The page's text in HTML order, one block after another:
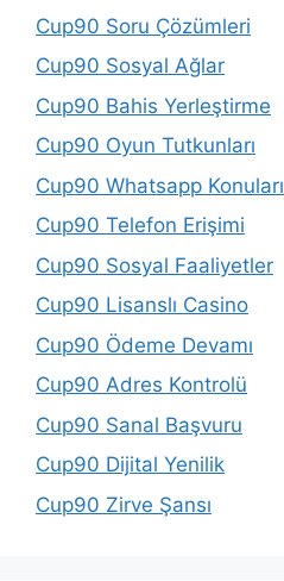
Cup90 Soru Çözümleri
Cup90 Sosyal Ağlar
Cup90 Bahis Yerleştirme
Cup90 Oyun Tutkunları
Cup90 Whatsapp Konuları
Cup90 Telefon Erişimi
Cup90 Sosyal Faaliyetler
Cup90 Lisanslı Casino
Cup90 Ödeme Devamı
Cup90 Adres Kontrolü
Cup90 Sanal Başvuru
Cup90 Dijital Yenilik
Cup90 Zirve Şansı